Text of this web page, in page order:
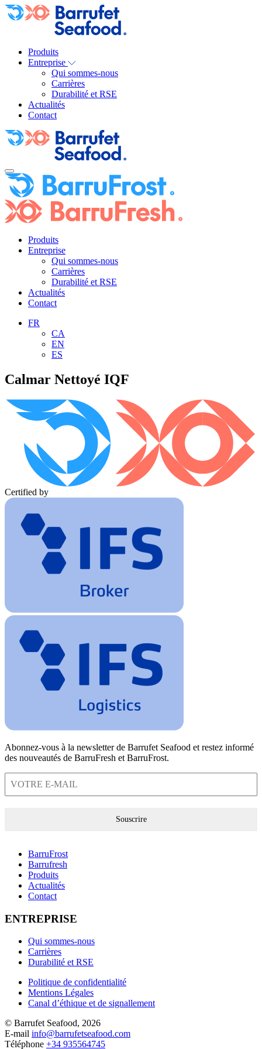
Produits
Entreprise
Qui sommes-nous
Carrières
Durabilité et RSE
Actualités
Contact
Produits
Entreprise
Qui sommes-nous
Carrières
Durabilité et RSE
Actualités
Contact
FR
CA
EN
ES
Calmar Nettoyé IQF
Certified by
Abonnez-vous à la newsletter de Barrufet Seafood et restez informé
des nouveautés de BarruFresh et BarruFrost.
Souscrire
BarruFrost
Barrufresh
Produits
Actualités
Contact
ENTREPRISE
Qui sommes-nous
Carrières
Durabilité et RSE
Politique de confidentialité
Mentions Légales
Canal d’éthique et de signallement
© Barrufet Seafood, 2026
E-mail info@barrufetseafood.com
Téléphone +34 935564745